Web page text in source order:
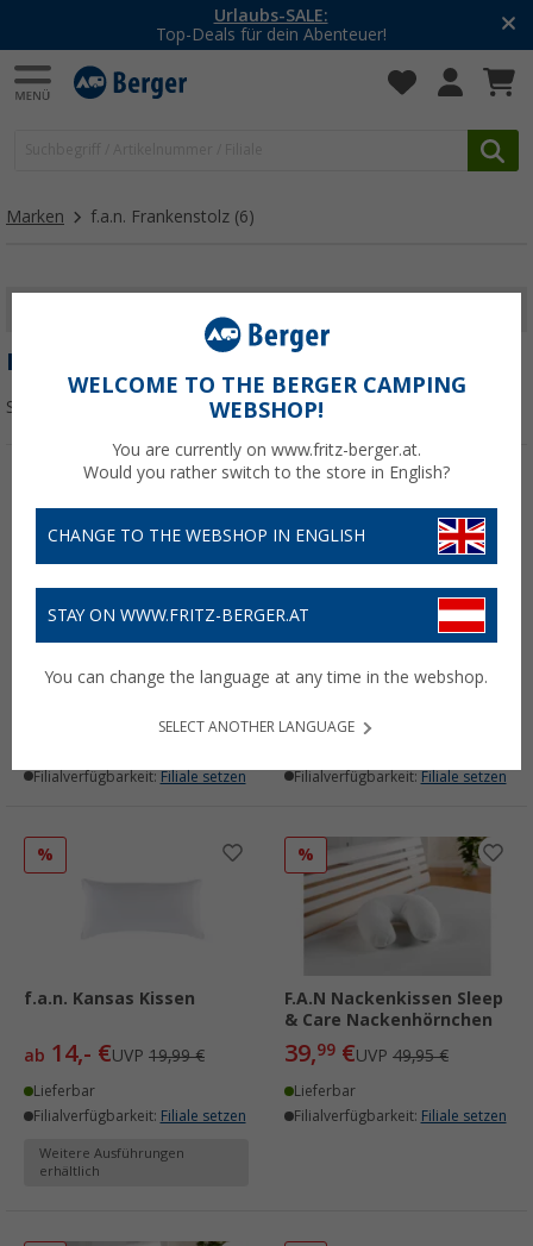
Urlaubs-SALE:
Top-Deals für dein Abenteuer!
Marken f.a.n. Frankenstolz (6)
F.A.N. FRANKENSTOLZ
Sortieren:
200 cm
Filialverfügbarkeit: Filiale setzen
f.a.n. Flexible Comfort
cm
Filialverfügbarkeit: Filiale setzen
%
f.a.n. Kansas Kissen
ab 14,- €UVP 19,99 €
Lieferbar
Filialverfügbarkeit: Filiale setzen
Weitere Ausführungen
erhältlich
%
F.A.N Nackenkissen Sleep
& Care Nackenhörnchen
39,99 €UVP 49,95 €
Lieferbar
Filialverfügbarkeit: Filiale setzen
WELCOME TO THE BERGER CAMPING
WEBSHOP!
You are currently on www.fritz-berger.at.
Would you rather switch to the store in English?
CHANGE TO THE WEBSHOP IN ENGLISH
STAY ON WWW.FRITZ-BERGER.AT
You can change the language at any time in the webshop.
SELECT ANOTHER LANGUAGE